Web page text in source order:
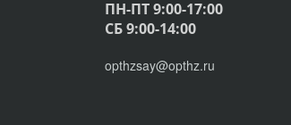
ПН-ПТ 9:00-17:00
СБ 9:00-14:00
opthzsay@opthz.ru